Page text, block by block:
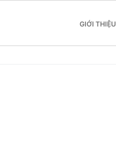
GIỚI THIỆU